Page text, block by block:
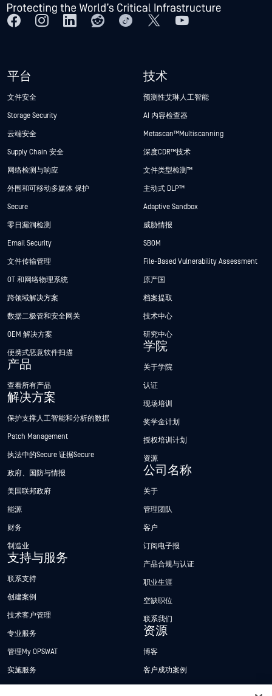
平台
文件安全
Storage Security
云端安全
Supply Chain 安全
网络检测与响应
外围和可移动多媒体 保护
Secure
零日漏洞检测
Email Security
文件传输管理
OT 和网络物理系统
跨领域解决方案
数据二极管和安全网关
OEM 解决方案
便携式恶意软件扫描
产品
查看所有产品
解决方案
保护支撑人工智能和分析的数据
Patch Management
执法中的Secure 证据Secure
政府、国防与情报
美国联邦政府
能源
财务
制造业
支持与服务
联系支持
创建案例
技术客户管理
专业服务
管理My OPSWAT
实施服务
技术
预测性艾琳人工智能
AI 内容检查器
Metascan™ Multiscanning
深度CDR™技术
文件类型检测™
主动式 DLP™
Adaptive Sandbox
威胁情报
SBOM
File-Based Vulnerability Assessment
原产国
档案提取
技术中心
研究中心
学院
关于学院
认证
现场培训
奖学金计划
授权培训计划
资源
公司名称
关于
管理团队
客户
订阅电子报
产品合规与认证
职业生涯
空缺职位
联系我们
资源
博客
客户成功案例